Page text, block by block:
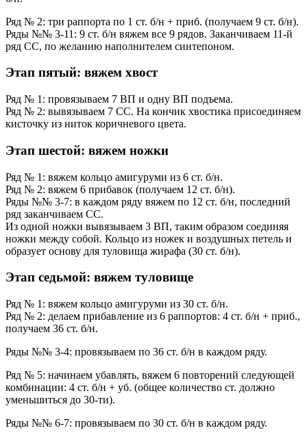
Ряд № 2: три раппорта по 1 ст. б/н + приб. (получаем 9 ст. б/н).
Ряды №№ 3-11: 9 ст. б/н вяжем все 9 рядов. Заканчиваем 11-й
ряд СС, по желанию наполнителем синтепоном.
Этап пятый: вяжем хвост
Ряд № 1: провязываем 7 ВП и одну ВП подъема.
Ряд № 2: вывязываем 7 СС. На кончик хвостика присоединяем
кисточку из ниток коричневого цвета.
Этап шестой: вяжем ножки
Ряд № 1: вяжем кольцо амигуруми из 6 ст. б/н.
Ряд № 2: вяжем 6 прибавок (получаем 12 ст. б/н).
Ряды №№ 3-7: в каждом ряду вяжем по 12 ст. б/н, последний
ряд заканчиваем СС.
Из одной ножки вывязываем 3 ВП, таким образом соединяя
ножки между собой. Кольцо из ножек и воздушных петель и
образует основу для туловища жирафа (30 ст. б/н).
Этап седьмой: вяжем туловище
Ряд № 1: вяжем кольцо амигуруми из 30 ст. б/н.
Ряд № 2: делаем прибавление из 6 раппортов: 4 ст. б/н + приб.,
получаем 36 ст. б/н.
Ряды №№ 3-4: провязываем по 36 ст. б/н в каждом ряду.
Ряд № 5: начинаем убавлять, вяжем 6 повторений следующей
комбинации: 4 ст. б/н + уб. (общее количество ст. должно
уменьшиться до 30-ти).
Ряды №№ 6-7: провязываем по 30 ст. б/н в каждом ряду.